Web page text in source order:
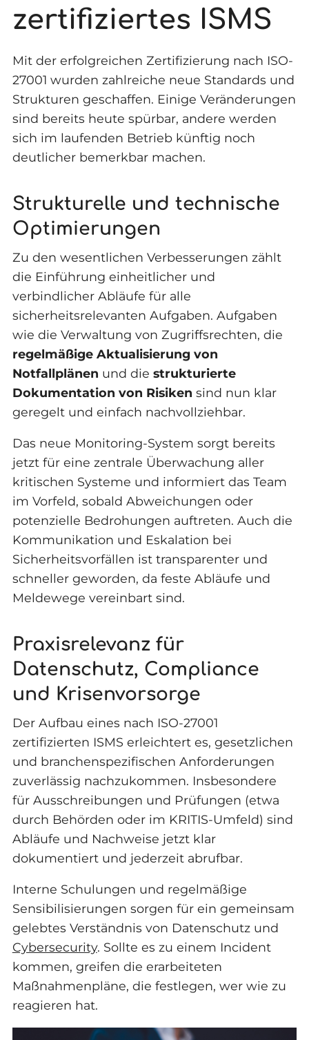
zertifiziertes ISMS
Mit der erfolgreichen Zertifizierung nach ISO-
27001 wurden zahlreiche neue Standards und
Strukturen geschaffen. Einige Veränderungen
sind bereits heute spürbar, andere werden
sich im laufenden Betrieb künftig noch
deutlicher bemerkbar machen.
Strukturelle und technische
Optimierungen
Zu den wesentlichen Verbesserungen zählt
die Einführung einheitlicher und
verbindlicher Abläufe für alle
sicherheitsrelevanten Aufgaben. Aufgaben
wie die Verwaltung von Zugriffsrechten, die
regelmäßige Aktualisierung von
Notfallplänen und die strukturierte
Dokumentation von Risiken sind nun klar
geregelt und einfach nachvollziehbar.
Das neue Monitoring-System sorgt bereits
jetzt für eine zentrale Überwachung aller
kritischen Systeme und informiert das Team
im Vorfeld, sobald Abweichungen oder
potenzielle Bedrohungen auftreten. Auch die
Kommunikation und Eskalation bei
Sicherheitsvorfällen ist transparenter und
schneller geworden, da feste Abläufe und
Meldewege vereinbart sind.
Praxisrelevanz für
Datenschutz, Compliance
und Krisenvorsorge
Der Aufbau eines nach ISO-27001
zertifizierten ISMS erleichtert es, gesetzlichen
und branchenspezifischen Anforderungen
zuverlässig nachzukommen. Insbesondere
für Ausschreibungen und Prüfungen (etwa
durch Behörden oder im KRITIS-Umfeld) sind
Abläufe und Nachweise jetzt klar
dokumentiert und jederzeit abrufbar.
Interne Schulungen und regelmäßige
Sensibilisierungen sorgen für ein gemeinsam
gelebtes Verständnis von Datenschutz und
Cybersecurity. Sollte es zu einem Incident
kommen, greifen die erarbeiteten
Maßnahmenpläne, die festlegen, wer wie zu
reagieren hat.